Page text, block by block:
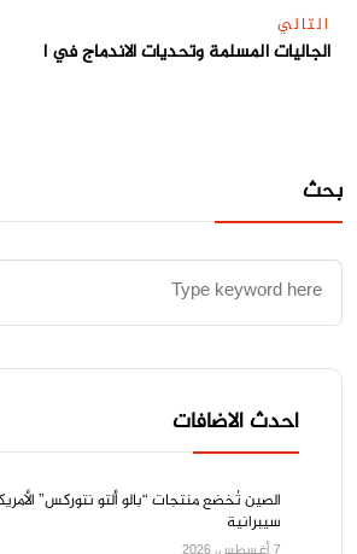
التالي
الجاليات المسلمة وتحديات الاندماج في ا
بحث
احدث الاضافات
الصين تُخضع منتجات “بالو ألتو نتوركس”
سيبرانية